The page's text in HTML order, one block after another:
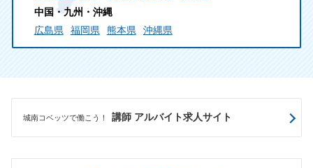
中国・九州・沖縄
広島県
福岡県 熊本県 沖縄県
城南コベッツで働こう！ 講師 アルバイト求人サイト